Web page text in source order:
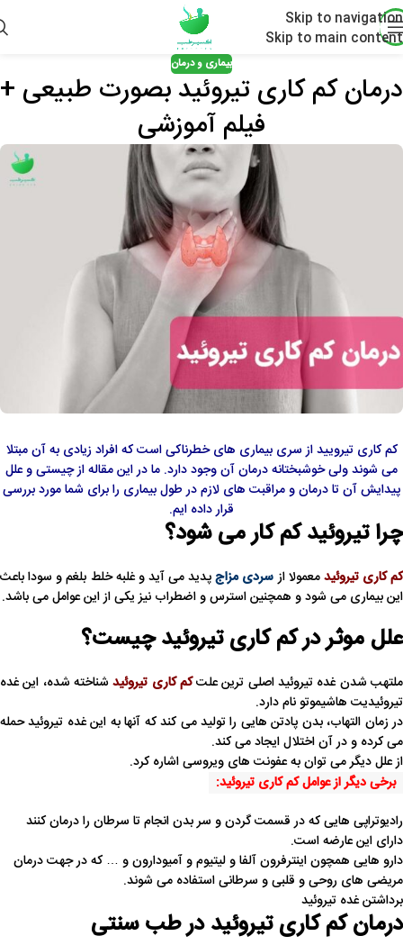
Skip to navigation
Skip to main content
بیماری و درمان
درمان کم کاری تیروئید بصورت طبیعی +
فیلم آموزشی
کم کاری تیرویید از سری بیماری های خطرناکی است که افراد زیادی به آن مبتلا
می شوند ولی خوشبختانه درمان آن وجود دارد. ما در این مقاله از چیستی و علل
پیدایش آن تا درمان و مراقبت های لازم در طول بیماری را برای شما مورد بررسی
قرار داده ایم.
چرا تیروئید کم کار می شود؟
کم کاری تیروئیدمعمولا ازسردی مزاجپدید می آید و غلبه خلط بلغم و سودا باعث
این بیماری می شود و همچنین استرس و اضطراب نیز یکی از این عوامل می باشد.
علل موثر در کم کاری تیروئید چیست؟
ملتهب شدن غده تیروئید اصلی ترین علتکم کاری تیروئیدشناخته شده، این غده
تیروئیدیت هاشیموتو نام دارد.
در زمان التهاب، بدن پادتن هایی را تولید می کند که آنها به این غده تیروئید حمله
می کرده و در آن اختلال ایجاد می کند.
از علل دیگر می توان به عفونت های ویروسی اشاره کرد.
برخی دیگر از عوامل کم کاری تیروئید:
رادیوتراپی هایی که در قسمت گردن و سر بدن انجام تا سرطان را درمان کنند
دارای این عارضه است.
دارو هایی همچون اینترفرون آلفا و لیتیوم و آمیودارون و … که در جهت درمان
مریضی های روحی و قلبی و سرطانی استفاده می شوند.
برداشتن غده تیروئید
درمان کم کاری تیروئید در طب سنتی